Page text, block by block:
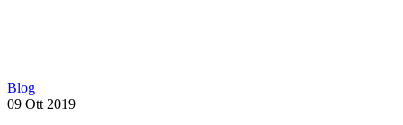
Blog
09 Ott 2019